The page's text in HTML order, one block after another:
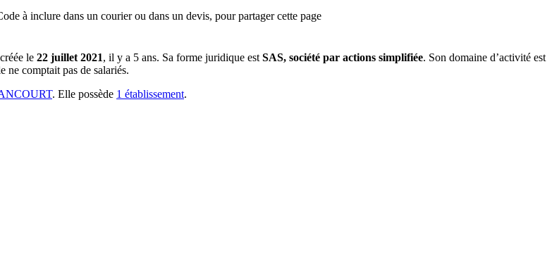
à inclure dans un courier ou dans un devis, pour partager cette page
le 22 juillet 2021, il y a 5 ans. Sa forme juridique est SAS, société par actions simplifiée. Son domaine d’activité est
ne comptait pas de salariés.
. Elle possède 1 établissement.